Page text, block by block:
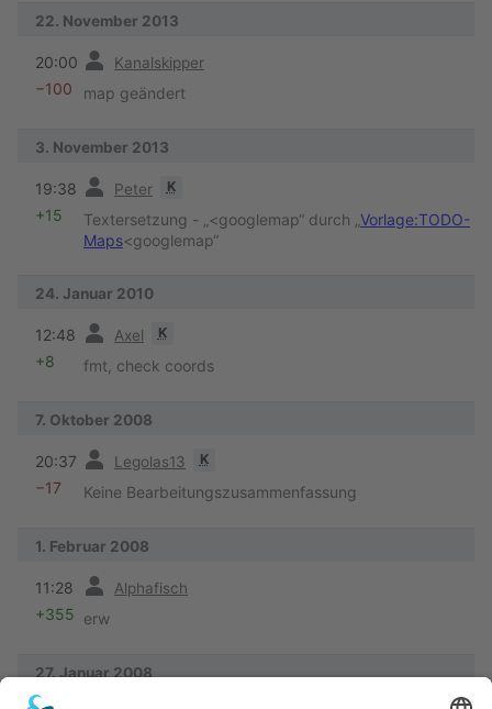
22. November 2013
20:00 Kanalskipper
−100 map geändert
3. November 2013
19:38 Peter K
+15 Textersetzung - „<googlemap“ durch „ Vorlage:TODO-
Maps<googlemap“
24. Januar 2010
12:48 Axel K
+8 fmt, check coords
7. Oktober 2008
20:37 Legolas13 K
−17 Keine Bearbeitungszusammenfassung
1. Februar 2008
11:28 Alphafisch
+355 erw
27. Januar 2008
Vorherige